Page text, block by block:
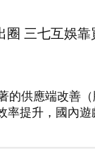
圈 三七互娛
的供應端改善
率提升，國內